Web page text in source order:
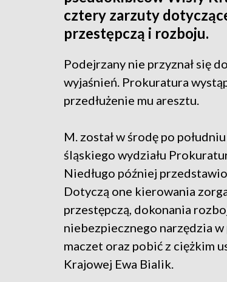
cztery zarzuty
przestępczą i rozboju.
Podejrzany nie przyznał się
wyjaśnień. Prokuratura
przedłużenie mu aresztu.
M. został w środę po
śląskiego wydziału
Niedługo później
Dotyczą one kierowania
przestępczą, dokonania
niebezpiecznego narzędzia w
maczet oraz pobić z ciężkim
Krajowej Ewa Bialik.